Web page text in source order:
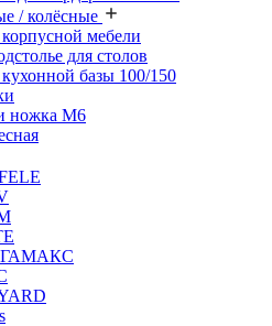
/ колёсные
мебели
для столов
базы 100/150
ножка М6